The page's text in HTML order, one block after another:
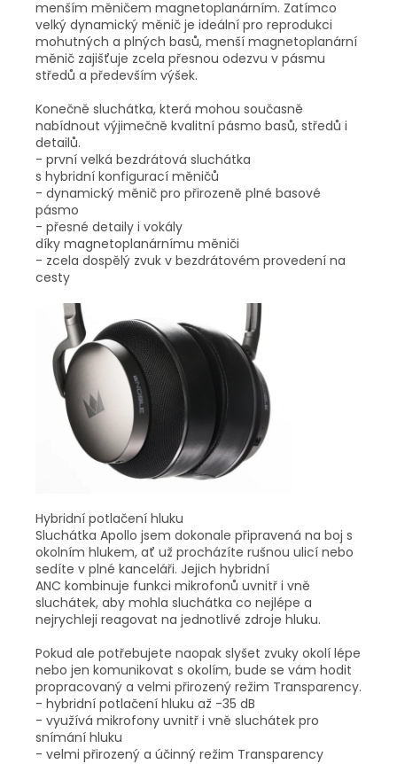
menším měničem magnetoplanárním. Zatímco
velký dynamický měnič je ideální pro reprodukci
mohutných a plných basů, menší magnetoplanární
měnič zajišťuje zcela přesnou odezvu v pásmu
středů a především výšek.
Konečně sluchátka, která mohou současně
nabídnout výjimečně kvalitní pásmo basů, středů i
detailů.
- první velká bezdrátová sluchátka
s hybridní konfigurací měničů
- dynamický měnič pro přirozeně plné basové
pásmo
- přesné detaily i vokály
díky magnetoplanárnímu měniči
- zcela dospělý zvuk v bezdrátovém provedení na
cesty
Hybridní potlačení hluku
Sluchátka Apollo jsem dokonale připravená na boj s
okolním hlukem, ať už procházíte rušnou ulicí nebo
sedíte v plné kanceláři. Jejich hybridní
ANC kombinuje funkci mikrofonů uvnitř i vně
sluchátek, aby mohla sluchátka co nejlépe a
nejrychleji reagovat na jednotlivé zdroje hluku.
Pokud ale potřebujete naopak slyšet zvuky okolí lépe
nebo jen komunikovat s okolím, bude se vám hodit
propracovaný a velmi přirozený režim Transparency.
- hybridní potlačení hluku až -35 dB
- využívá mikrofony uvnitř i vně sluchátek pro
snímání hluku
- velmi přirozený a účinný režim Transparency